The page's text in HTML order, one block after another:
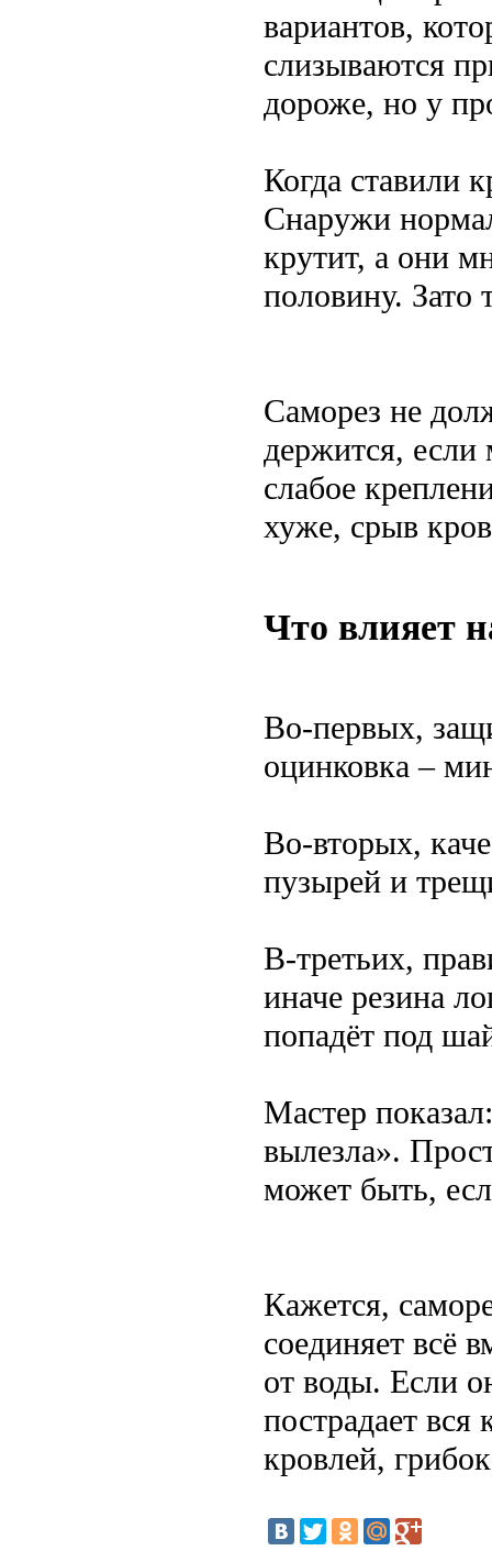
вариантов,
слизываются
дороже, но у
Когда ставили
Снаружи
крутит, а они
половину. Зато
Саморез не
держится, если
слабое
хуже, срыв
Что влияет
Во-первых,
оцинковка –
Во-вторых,
пузырей и
В-третьих,
иначе резина
попадёт под
Мастер
вылезла».
может быть,
Кажется,
соединяет всё
от воды. Если
пострадает
кровлей,